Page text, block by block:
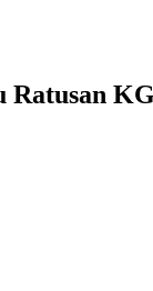
Ratusan